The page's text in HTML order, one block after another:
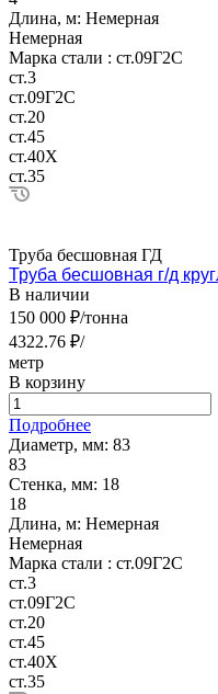
Длина, м: Немерная
Немерная
Марка стали : ст.09Г2С
ст.3
ст.09Г2С
ст.20
ст.45
ст.40Х
ст.35
Труба бесшовная ГД
Труба бесшовная г/д
В наличии
150 000 ₽/тонна
4322.76 ₽/
метр
В корзину
Подробнее
Диаметр, мм: 83
83
Стенка, мм: 18
18
Длина, м: Немерная
Немерная
Марка стали : ст.09Г2С
ст.3
ст.09Г2С
ст.20
ст.45
ст.40Х
ст.35